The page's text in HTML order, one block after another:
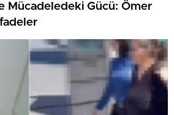
Mücadeledeki Gücü: Ömer